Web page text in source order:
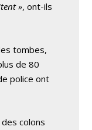
», ont-ils
tombes,
de 80
police ont
colons